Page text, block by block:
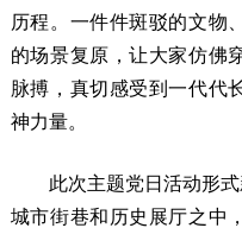
历程。一件件斑驳的文物
的场景复原，让大家仿佛
脉搏，真切感受到一代代
神力量。
此次主题党日活动形
城市街巷和历史展厅之中